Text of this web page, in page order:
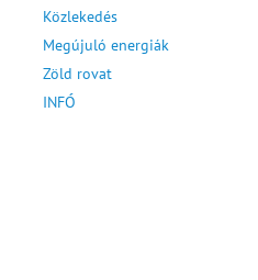
Közlekedés
Megújuló energiák
Zöld rovat
INFÓ